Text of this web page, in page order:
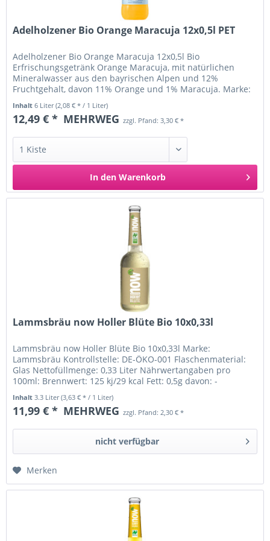
Adelholzener Bio Orange Maracuja 12x0,5l PET
Adelholzener Bio Orange Maracuja 12x0,5l Bio
Erfrischungsgetränk Orange Maracuja, mit natürlichen
Mineralwasser aus den bayrischen Alpen und 12%
Fruchtgehalt, davon 11% Orange und 1% Maracuja. Marke:
Inhalt6 Liter(2,08 € * / 1 Liter)
12,49 € * MEHRWEG zzgl. Pfand: 3,30 € *
In den Warenkorb
Lammsbräu now Holler Blüte Bio 10x0,33l
Lammsbräu now Holler Blüte Bio 10x0,33l Marke:
Lammsbräu Kontrollstelle: DE-ÖKO-001 Flaschenmaterial:
Glas Nettofüllmenge: 0,33 Liter Nährwertangaben pro
100ml: Brennwert: 125 kj/29 kcal Fett: 0,5g davon: -
Inhalt3.3 Liter(3,63 € * / 1 Liter)
11,99 € * MEHRWEG zzgl. Pfand: 2,30 € *
nicht verfügbar
Merken